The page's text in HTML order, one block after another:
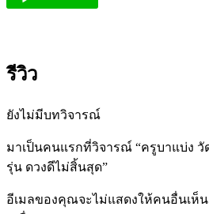
รีวิว
ยังไม่มีบทวิจารณ์
มาเป็นคนแรกที่วิจารณ์ “ครูบาแบ่ง วั
รุ่น ดวงดีไม่สิ้นสุด”
อีเมลของคุณจะไม่แสดงให้คนอื่นเห็น